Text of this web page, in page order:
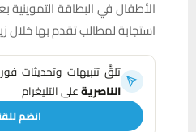
الأطفال في البطاقة
استجابة لمطالب تقدم بها خلال
تلقَّ تنبيهات وتحديثات
الناصريةعلى التليغرام
انضم